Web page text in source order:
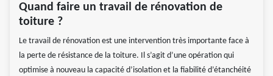
Quand faire un travail de rénovation de
toiture ?
Le travail de rénovation est une intervention très importante face à
la perte de résistance de la toiture. Il s’agit d’une opération qui
optimise à nouveau la capacité d’isolation et la fiabilité d’étanchéité